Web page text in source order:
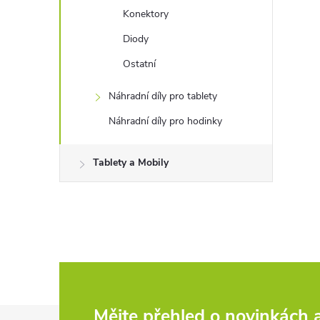
Konektory
Diody
Ostatní
Náhradní díly pro tablety
Náhradní díly pro hodinky
Tablety a Mobily